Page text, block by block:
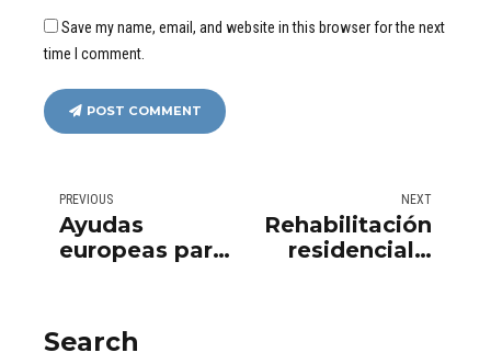
Save my name, email, and website in this browser for the next
time I comment.
POST COMMENT
PREVIOUS
Ayudas
europeas para
NEXT
Rehabilitación
residencial –
Search